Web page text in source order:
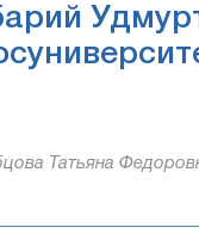
Татьяна